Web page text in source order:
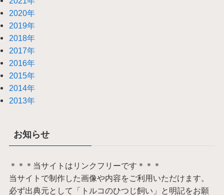
2020年
2019年
2018年
2017年
2016年
2015年
2014年
2013年
お知らせ
＊＊＊当サイトはリンクフリーです＊＊＊
当サイトで制作した画像や内容をご利用いただけます。
必ず出典元として「トルコのひつじ飼い」と明記をお願